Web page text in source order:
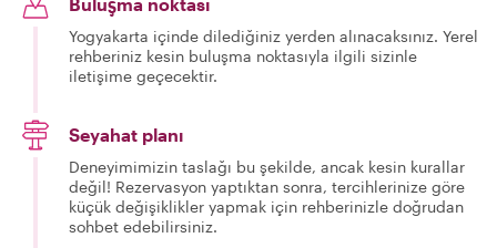
Yogyakarta içinde dilediğiniz yerden alınacaksınız. Yerel
rehberiniz kesin buluşma noktasıyla ilgili sizinle
iletişime geçecektir.
Seyahat planı
Deneyimimizin taslağı bu şekilde, ancak kesin kurallar
değil! Rezervasyon yaptıktan sonra, tercihlerinize göre
küçük değişiklikler yapmak için rehberinizle doğrudan
sohbet edebilirsiniz.